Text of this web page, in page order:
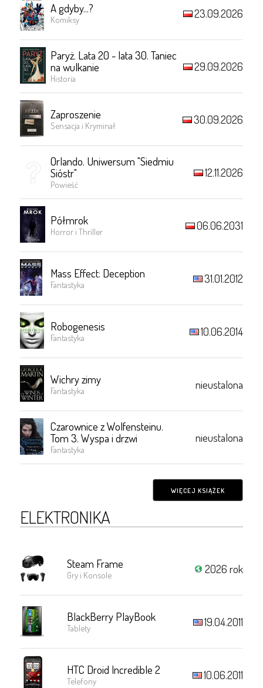
A gdyby...?
Komiksy 23.09.2026
Paryż. Lata 20 - lata 30. Taniec
na wulkanie
Historia
29.09.2026
Zaproszenie
Sensacja i Kryminał 30.09.2026
Orlando. Uniwersum "Siedmiu
Sióstr"
Powieść
12.11.2026
Półmrok
Horror i Thriller 06.06.2031
Mass Effect: Deception
Fantastyka 31.01.2012
Robogenesis
Fantastyka 10.06.2014
Wichry zimy
Fantastyka nieustalona
Czarownice z Wolfensteinu.
Tom 3. Wyspa i drzwi
Fantastyka
nieustalona
WIĘCEJ KSIĄŻEK
ELEKTRONIKA
Steam Frame
Gry i Konsole 2026 rok
BlackBerry PlayBook
Tablety 19.04.2011
HTC Droid Incredible 2
Telefony 10.06.2011